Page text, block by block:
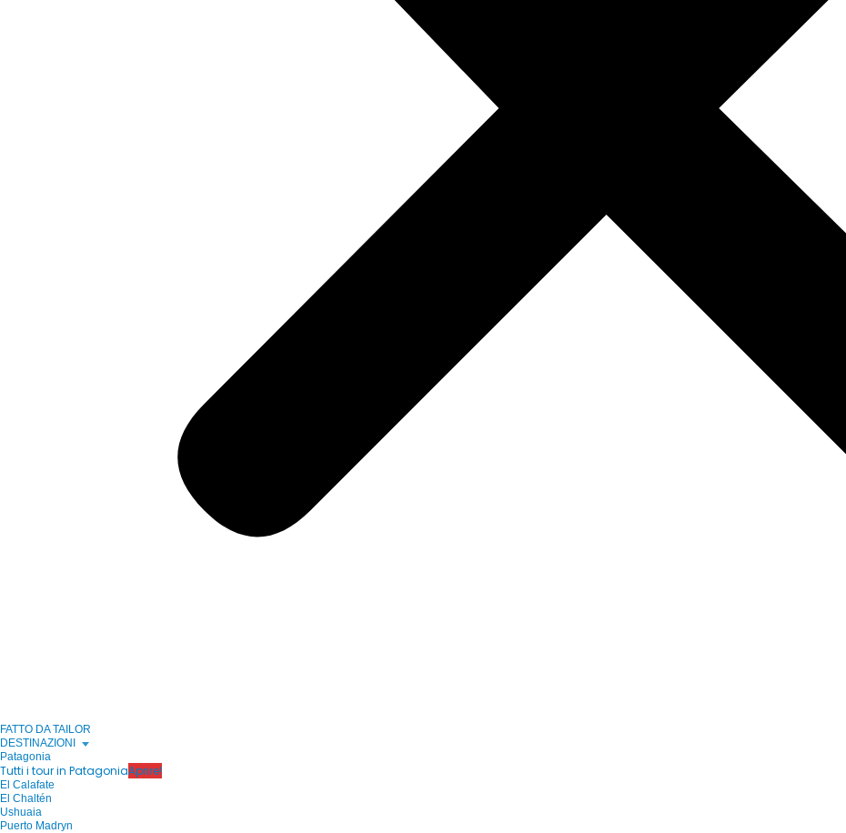
FATTO DA TAILOR
DESTINAZIONI
Patagonia
Tutti i tour in PatagoniaAprire!
El Calafate
El Chaltén
Ushuaia
Puerto Madryn